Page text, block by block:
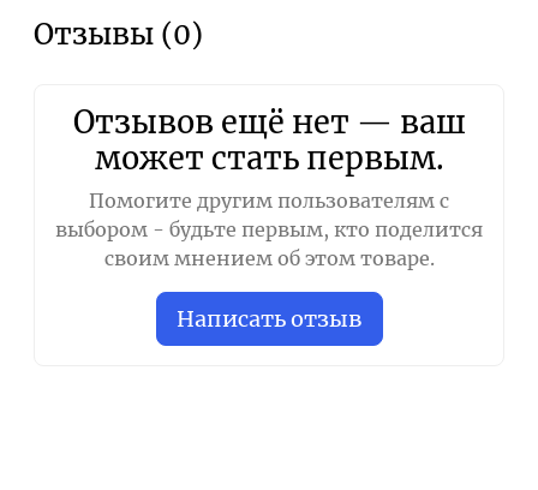
Отзывы (0)
Отзывов ещё нет — ваш
может стать первым.
Помогите другим пользователям с
выбором - будьте первым, кто поделится
своим мнением об этом товаре.
Написать отзыв